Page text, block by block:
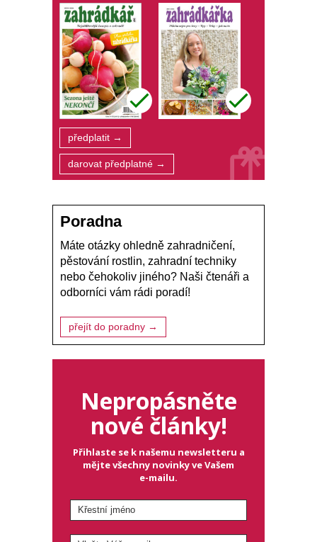
předplatit →
darovat předplatné →
Poradna
Máte otázky ohledně zahradničení,
pěstování rostlin, zahradní techniky
nebo čehokoliv jiného? Naši čtenáři a
odborníci vám rádi poradí!
přejít do poradny →
Nepropásněte
nové články!
Přihlaste se k našemu newsletteru a
mějte všechny novinky ve Vašem
e-mailu.